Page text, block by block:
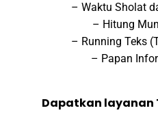
– Waktu Sholat
– Hitung
– Running Teks
– Papan
Dapatkan layanan